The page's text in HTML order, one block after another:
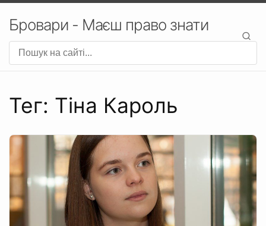
Бровари - Маєш право знати
Тег: Тіна Кароль